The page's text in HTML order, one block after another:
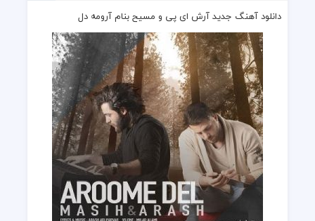
دانلود آهنگ جدید آرش ای پی و مسیح بنام آرومه دل